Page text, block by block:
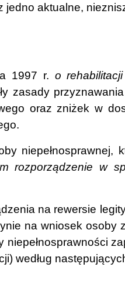
aktualne,
1997 r. o
zasady
oraz zniżek w
niepełnosprawnej,
rozporządzenie w
na rewersie
na wniosek
według